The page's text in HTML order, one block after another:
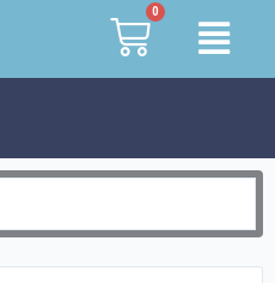
0
Cart